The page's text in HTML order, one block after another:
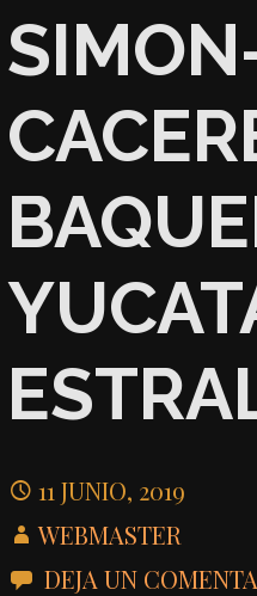
11 JUNIO, 2019
WEBMASTER
DEJA UN